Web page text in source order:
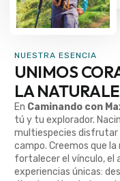
NUESTRA ESENCIA
UNIMOS
LA
En Caminando con
tú y tu explorador.
multiespecies disfrutar
campo. Creemos que
fortalecer el vínculo, el
experiencias únicas: